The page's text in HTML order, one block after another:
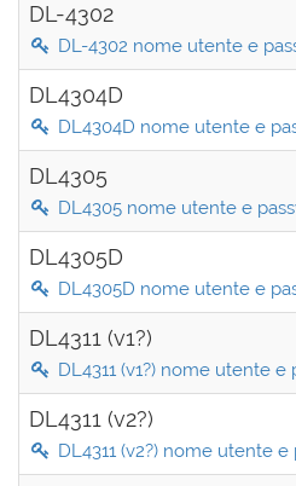
DL-4302
DL-4302 nome utente e
DL4304D
DL4304D nome utente e
DL4305
DL4305 nome utente e
DL4305D
DL4305D nome utente e
DL4311 (v1?)
DL4311 (v1?) nome utente
DL4311 (v2?)
DL4311 (v2?) nome utente